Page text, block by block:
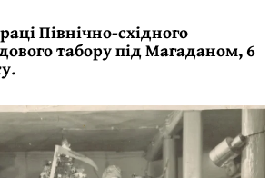
Північно-східного
табору під Магаданом, 6